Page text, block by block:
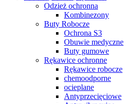
Odzież ochronna
Kombinezony
Buty Robocze
Ochrona S3
Obuwie medyczne
Buty gumowe
Rękawice ochronne
Rękawice robocze
chemoodporne
ocieplane
Antyprzecięciowe